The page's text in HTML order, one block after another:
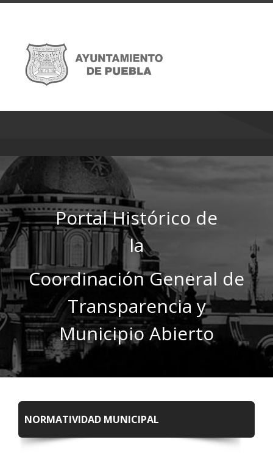
Portal Histórico de
la
Coordinación General de
Transparencia y
Municipio Abierto
NORMATIVIDAD MUNICIPAL